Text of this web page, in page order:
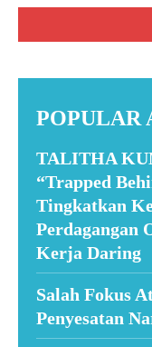
POPULAR
TALITHA
“Trapped
Tingkatkan
Perdagangan
Kerja Daring
Salah Fokus
Penyesatan